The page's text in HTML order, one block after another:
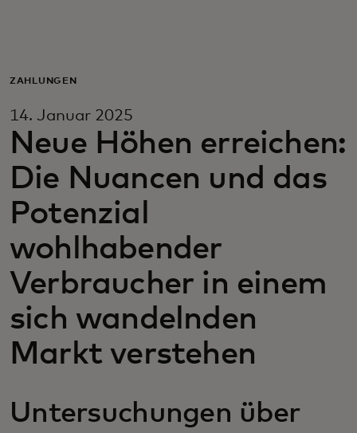
Für Unternehmen
Für die Welt
Für Innovatoren
Neuigkeiten und Trends
ZAHLUNGEN
14. Januar 2025
Neue Höhen erreichen:
Die Nuancen und das
Potenzial
wohlhabender
Verbraucher in einem
sich wandelnden
Markt verstehen
Untersuchungen über